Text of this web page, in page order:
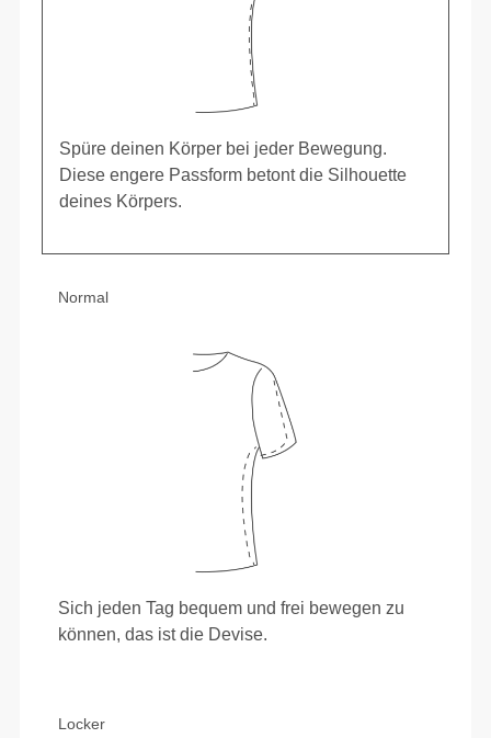
Spüre deinen Körper bei jeder Bewegung.
Diese engere Passform betont die Silhouette
deines Körpers.
Normal
Sich jeden Tag bequem und frei bewegen zu
können, das ist die Devise.
Locker